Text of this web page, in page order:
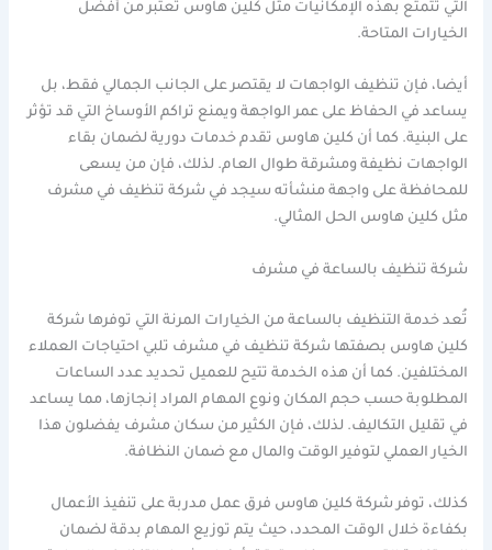
التي تتمتع بهذه الإمكانيات مثل كلين هاوس تُعتبر من أفضل
الخيارات المتاحة.
أيضا، فإن تنظيف الواجهات لا يقتصر على الجانب الجمالي فقط، بل
يساعد في الحفاظ على عمر الواجهة ويمنع تراكم الأوساخ التي قد تؤثر
على البنية. كما أن كلين هاوس تقدم خدمات دورية لضمان بقاء
الواجهات نظيفة ومشرقة طوال العام. لذلك، فإن من يسعى
للمحافظة على واجهة منشأته سيجد في شركة تنظيف في مشرف
مثل كلين هاوس الحل المثالي.
شركة تنظيف بالساعة في مشرف
تُعد خدمة التنظيف بالساعة من الخيارات المرنة التي توفرها شركة
كلين هاوس بصفتها شركة تنظيف في مشرف تلبي احتياجات العملاء
المختلفين. كما أن هذه الخدمة تتيح للعميل تحديد عدد الساعات
المطلوبة حسب حجم المكان ونوع المهام المراد إنجازها، مما يساعد
في تقليل التكاليف. لذلك، فإن الكثير من سكان مشرف يفضلون هذا
الخيار العملي لتوفير الوقت والمال مع ضمان النظافة.
كذلك، توفر شركة كلين هاوس فرق عمل مدربة على تنفيذ الأعمال
بكفاءة خلال الوقت المحدد، حيث يتم توزيع المهام بدقة لضمان